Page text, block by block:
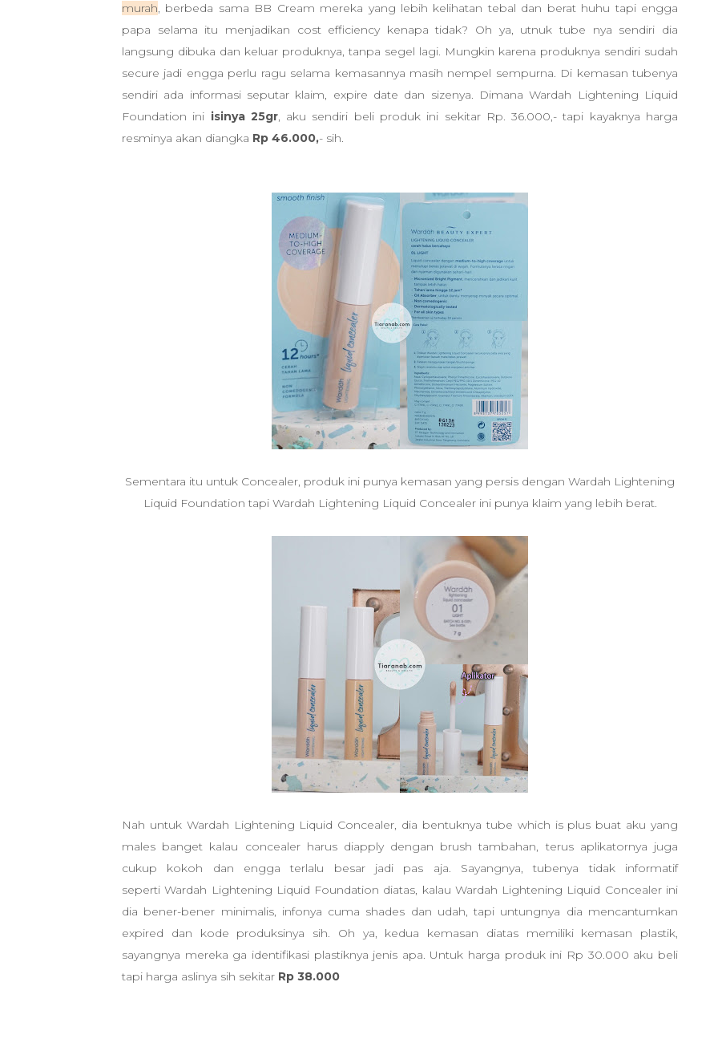
murah, berbeda sama BB Cream mereka yang lebih kelihatan tebal dan berat huhu tapi engga
papa selama itu menjadikan cost efficiency kenapa tidak? Oh ya, utnuk tube nya sendiri dia
langsung dibuka dan keluar produknya, tanpa segel lagi. Mungkin karena produknya sendiri sudah
secure jadi engga perlu ragu selama kemasannya masih nempel sempurna. Di kemasan tubenya
sendiri ada informasi seputar klaim, expire date dan sizenya. DimanaWardah Lightening Liquid
Foundation ini isinya 25gr, aku sendiri beli produk ini sekitar Rp. 36.000,- tapi kayaknya harga
resminya akan diangka Rp 46.000,- sih.
Sementara itu untuk Concealer, produk ini punya kemasan yang persis dengan Wardah Lightening
Liquid Foundation tapi Wardah Lightening Liquid Concealer ini punya klaim yang lebih berat.
Nah untuk Wardah Lightening Liquid Concealer, dia bentuknya tube which is plus buat aku yang
males banget kalau concealer harus diapply dengan brush tambahan, terus aplikatornya juga
cukup kokoh dan engga terlalu besar jadi pas aja. Sayangnya, tubenya tidak informatif
sepertiWardah Lightening Liquid Foundation diatas, kalau Wardah Lightening Liquid Concealer ini
dia bener-bener minimalis, infonya cuma shades dan udah, tapi untungnya dia mencantumkan
expired dan kode produksinya sih. Oh ya, kedua kemasan diatas memiliki kemasan plastik,
sayangnya mereka ga identifikasi plastiknya jenis apa. Untuk harga produk ini Rp 30.000 aku beli
tapi harga aslinya sih sekitar Rp 38.000